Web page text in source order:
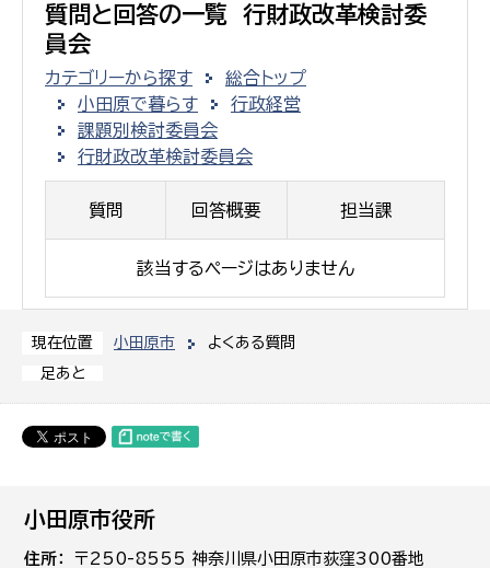
現在位置 小田原市
よくある質問
足あと
質問と回答の一覧 行財政改革検討委
員会
カテゴリーから探す
総合トップ
小田原で暮らす
行政経営
課題別検討委員会
行財政改革検討委員会
質問 回答概要 担当課
該当するページはありません
小田原市役所
住所
〒250-8555 神奈川県小田原市荻窪300番地